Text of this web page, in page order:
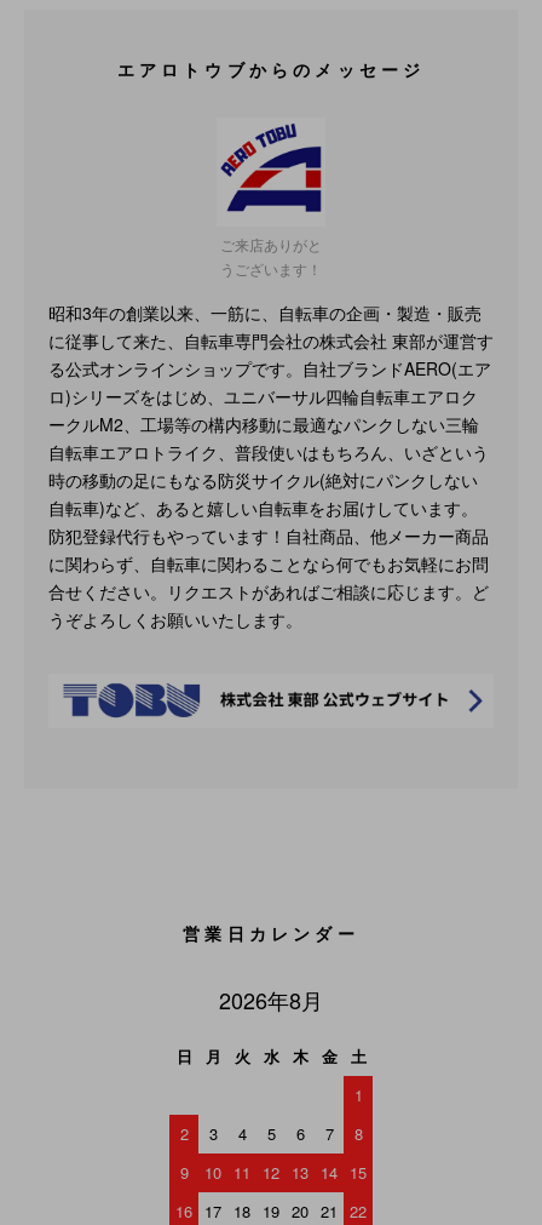
エアロトウブからのメッセージ
ご来店ありがと
うございます！
昭和3年の創業以来、一筋に、自転車の企画・製造・販売
に従事して来た、自転車専門会社の株式会社 東部が運営す
る公式オンラインショップです。自社ブランドAERO(エア
ロ)シリーズをはじめ、ユニバーサル四輪自転車エアロク
ークルM2、工場等の構内移動に最適なパンクしない三輪
自転車エアロトライク、普段使いはもちろん、いざという
時の移動の足にもなる防災サイクル(絶対にパンクしない
自転車)など、あると嬉しい自転車をお届けしています。
防犯登録代行もやっています！自社商品、他メーカー商品
に関わらず、自転車に関わることなら何でもお気軽にお問
合せください。リクエストがあればご相談に応じます。ど
うぞよろしくお願いいたします。
営業日カレンダー
2026年8月
日 月 火 水 木 金
土
1
2
3 4 5 6 7
8
9
10 11 12 13 14 15
16 17 18 19 20 21
22